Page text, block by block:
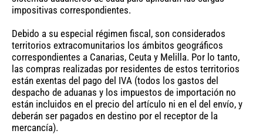
impositivas correspondientes.
Debido a su especial régimen fiscal, son considerados
territorios extracomunitarios los ámbitos geográficos
correspondientes a Canarias, Ceuta y Melilla. Por lo tanto,
las compras realizadas por residentes de estos territorios
están exentas del pago del IVA (todos los gastos del
despacho de aduanas y los impuestos de importación no
están incluidos en el precio del artículo ni en el del envío, y
deberán ser pagados en destino por el receptor de la
mercancía).